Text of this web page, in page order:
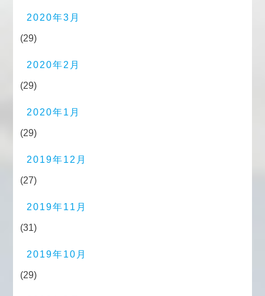
2020年3月
(29)
2020年2月
(29)
2020年1月
(29)
2019年12月
(27)
2019年11月
(31)
2019年10月
(29)